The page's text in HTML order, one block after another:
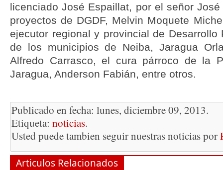
licenciado José Espaillat, por el señor
proyectos de DGDF, Melvin Moquete
ejecutor regional y provincial de Desarrollo
de los municipios de Neiba, Jaragua
Alfredo Carrasco, el cura párroco de la
Jaragua, Anderson Fabián, entre otros.
Publicado en fecha: lunes, diciembre 09, 2013.
Etiqueta: noticias.
Usted puede tambien seguir nuestras noticias por
Articulos Relacionados